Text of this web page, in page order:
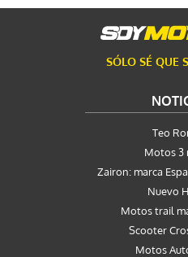
SÓLO SÉ QUE
Teo
Motos 3
Zairon: marca
Nuevo
Motos trail
Scooter
Motos